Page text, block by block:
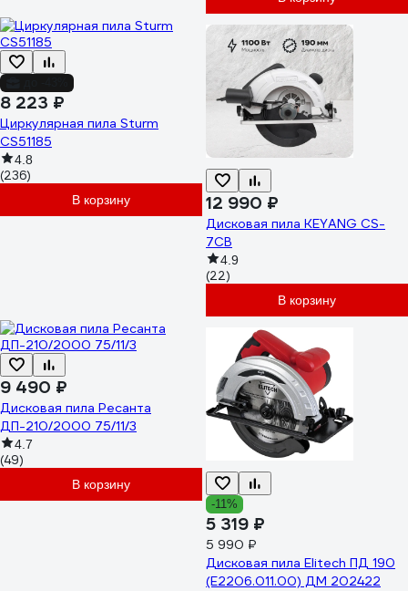
8 223 ₽
Циркулярная пила Sturm
CS51185
4.8
(236)
В корзину 12 990 ₽
Дисковая пила KEYANG CS-
7CB
4.9
(22)
В корзину
9 490 ₽
Дисковая пила Ресанта
ДП-210/2000 75/11/3
4.7
(49)
В корзину
-11%
5 319 ₽
5 990 ₽
Дисковая пила Elitech ПД 190
(E2206.011.00) ДМ 202422